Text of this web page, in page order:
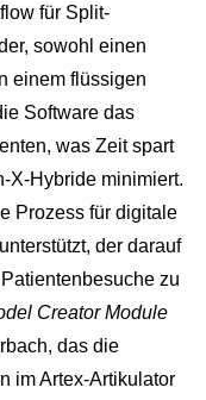
für Split-
sowohl einen
einem flüssigen
Software das
was Zeit spart
X-Hybride minimiert.
Prozess für digitale
unterstützt, der darauf
zu
Creator Module
das die
im Artex-Artikulator